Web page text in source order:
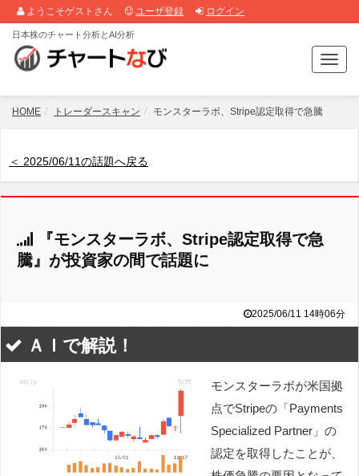
ようこそゲストさん ユーザ登録 ログイン
T
o
g
日本株のチャート分析とAI分析
HOME トレーダースキャン モンスターラボ、Stripe認定取得で急騰
＜ 2025/06/11の話題へ戻る
『モンスターラボ、Stripe認定取得で急
騰』が投資家の間で話題に
2025/06/11 14時06分
ＡＩで解説！
モンスターラボが米国拠
点でStripeの「Payments
Specialized Partner」の
認定を取得したことが、